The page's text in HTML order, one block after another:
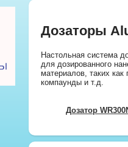
Дозаторы
Настольная система
для дозированного
материалов, таких
компаунды и т.д.
Дозатор